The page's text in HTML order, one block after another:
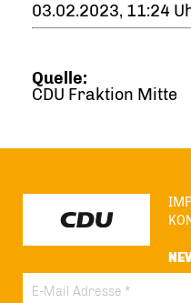
03.02.2023, 11:24
Quelle:
CDU Fraktion Mitte